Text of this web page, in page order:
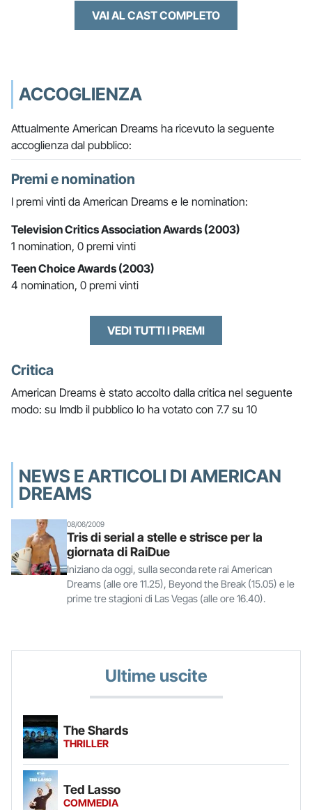
VAI AL CAST COMPLETO
ACCOGLIENZA
Attualmente American Dreams ha ricevuto la seguente
accoglienza dal pubblico:
Premi e nomination
I premi vinti da American Dreams e le nomination:
Television Critics Association Awards (2003)
1 nomination, 0 premi vinti
Teen Choice Awards (2003)
4 nomination, 0 premi vinti
VEDI TUTTI I PREMI
Critica
American Dreams è stato accolto dalla critica nel seguente
modo: su Imdb il pubblico lo ha votato con 7.7 su 10
NEWS E ARTICOLI DI AMERICAN
DREAMS
08/06/2009
Tris di serial a stelle e strisce per la
giornata di RaiDue
Iniziano da oggi, sulla seconda rete rai American
Dreams (alle ore 11.25), Beyond the Break (15.05) e le
prime tre stagioni di Las Vegas (alle ore 16.40).
Ultime uscite
The Shards
THRILLER
Ted Lasso
COMMEDIA